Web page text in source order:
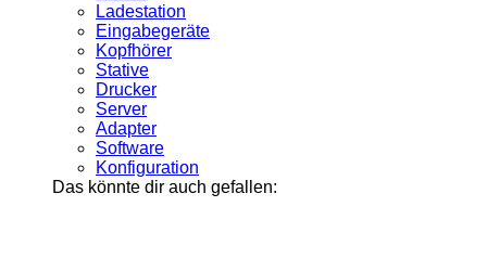
Ladestation
Eingabegeräte
Kopfhörer
Stative
Drucker
Server
Adapter
Software
Konfiguration
Das könnte dir auch gefallen: